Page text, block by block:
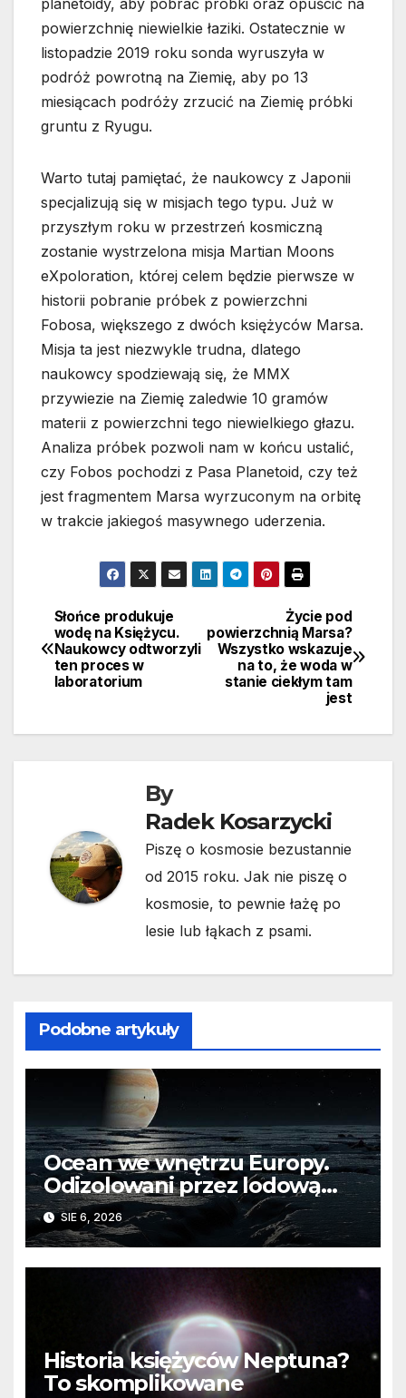
planetoidy, aby pobrać próbki oraz opuścić na
powierzchnię niewielkie łaziki. Ostatecznie w
listopadzie 2019 roku sonda wyruszyła w
podróż powrotną na Ziemię, aby po 13
miesiącach podróży zrzucić na Ziemię próbki
gruntu z Ryugu.
Warto tutaj pamiętać, że naukowcy z Japonii
specjalizują się w misjach tego typu. Już w
przyszłym roku w przestrzeń kosmiczną
zostanie wystrzelona misja Martian Moons
eXpoloration, której celem będzie pierwsze w
historii pobranie próbek z powierzchni
Fobosa, większego z dwóch księżyców Marsa.
Misja ta jest niezwykle trudna, dlatego
naukowcy spodziewają się, że MMX
przywiezie na Ziemię zaledwie 10 gramów
materii z powierzchni tego niewielkiego głazu.
Analiza próbek pozwoli nam w końcu ustalić,
czy Fobos pochodzi z Pasa Planetoid, czy też
jest fragmentem Marsa wyrzuconym na orbitę
w trakcie jakiegoś masywnego uderzenia.
Nawigacja
wpisu
Życie pod
powierzchnią Marsa?
Wszystko wskazuje
na to, że woda w
stanie ciekłym tam
jest
Słońce produkuje
wodę na Księżycu.
Naukowcy odtworzyli
ten proces w
laboratorium
By
Radek Kosarzycki
Piszę o kosmosie bezustannie
od 2015 roku. Jak nie piszę o
kosmosie, to pewnie łażę po
lesie lub łąkach z psami.
Podobne artykuły
Ocean we wnętrzu Europy.
Odizolowani przez lodową
barierę
SIE 6, 2026
Historia księżyców Neptuna?
To skomplikowane